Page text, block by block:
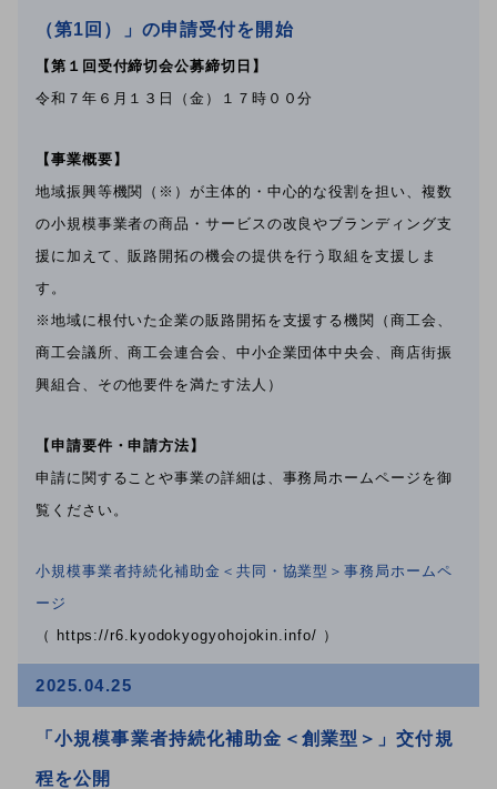
（第1回）」の申請受付を開始
【第１回受付締切会公募締切日】
令和７年６月１３日（金）１７時００分
【事業概要】
地域振興等機関（※）が主体的・中心的な役割を担い、複数
の小規模事業者の商品・サービスの改良やブランディング支
援に加えて、販路開拓の機会の提供を行う取組を支援しま
す。
※地域に根付いた企業の販路開拓を支援する機関（商工会、
商工会議所、商工会連合会、中小企業団体中央会、商店街振
興組合、その他要件を満たす法人）
【申請要件・申請方法】
申請に関することや事業の詳細は、事務局ホームページを御
覧ください。
小規模事業者持続化補助金＜共同・協業型＞事務局ホームペ
ージ
（ https://r6.kyodokyogyohojokin.info/ ）
2025.04.25
「小規模事業者持続化補助金＜創業型＞」交付規
程を公開